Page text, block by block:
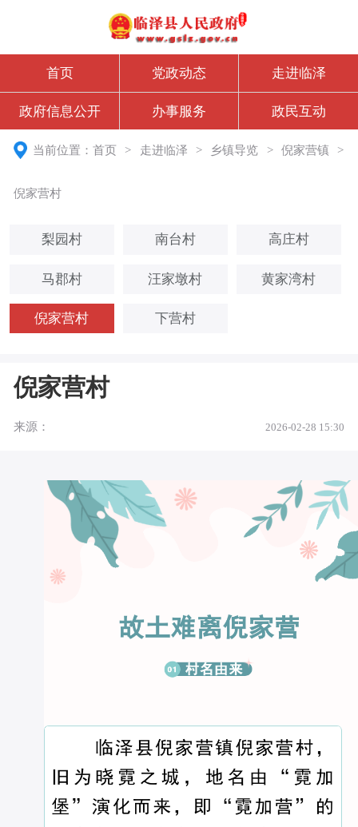
首页 党政动态 走进临泽
政府信息公开 办事服务 政民互动
当前位置：首页 > 走进临泽 > 乡镇导览 > 倪家营镇 >
倪家营村
梨园村 南台村 高庄村
马郡村 汪家墩村 黄家湾村
倪家营村 下营村
倪家营村
来源： 2026-02-28 15:30